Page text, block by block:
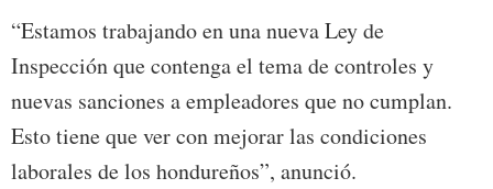
“Estamos trabajando en una nueva Ley de
Inspección que contenga el tema de controles y
nuevas sanciones a empleadores que no cumplan.
Esto tiene que ver con mejorar las condiciones
laborales de los hondureños”, anunció.